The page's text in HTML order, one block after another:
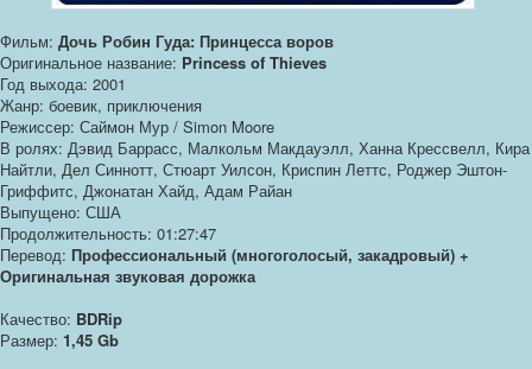
Фильм: Дочь Робин Гуда: Принцесса воров
Оригинальное название: Princess of Thieves
Год выхода: 2001
Жанр: боевик, приключения
Режиссер: Саймон Мур / Simon Moore
В ролях: Дэвид Баррасс, Малкольм Макдауэлл, Ханна Крессвелл, Кира
Найтли, Дел Синнотт, Стюарт Уилсон, Криспин Леттс, Роджер Эштон-
Гриффитс, Джонатан Хайд, Адам Райан
Выпущено: США
Продолжительность: 01:27:47
Перевод: Профессиональный (многоголосый, закадровый) +
Оригинальная звуковая дорожка
Качество: BDRip
Размер: 1,45 Gb